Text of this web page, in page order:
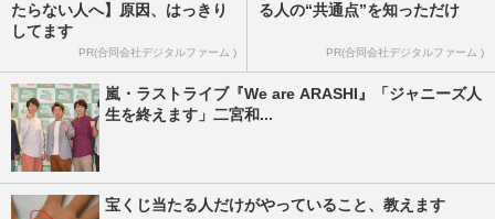
たらない人へ】原因、はっきり
してます
PR(合同会社デジタルファーム )
る人の“共通点”を知っただけ
PR(合同会社デジタルファーム )
嵐・ラストライブ『We are ARASHI』「ジャニーズ人
生を終えます」二宮和...
宝くじ当たる人だけがやっていること、教えます